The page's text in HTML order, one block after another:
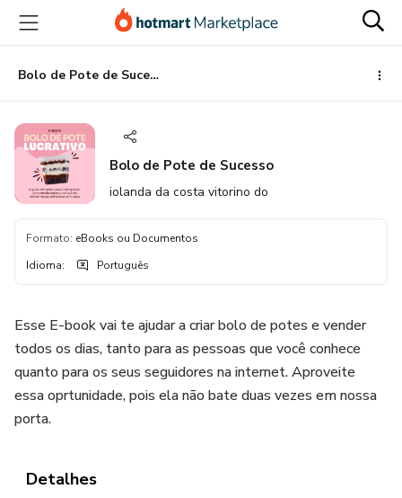
para
conteúdo
principal
para
pagamento
para
rodapé
Bolo de Pote de Sucesso
Bolo de Pote de Sucesso
iolanda da costa vitorino do
Formato: eBooks ou Documentos
Idioma: Português
Esse E-book vai te ajudar a criar bolo de potes e vender
todos os dias, tanto para as pessoas que você conhece
quanto para os seus seguidores na internet. Aproveite
essa oprtunidade, pois ela não bate duas vezes em nossa
porta.
Detalhes